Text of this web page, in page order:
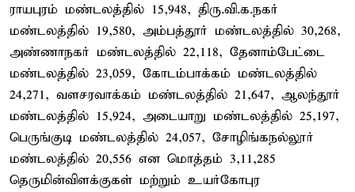
ராயபுரம் மண்டலத்தில் 15,948, திரு.வி.க.நகர்
மண்டலத்தில் 19,580, அம்பத்தூர் மண்டலத்தில் 30,268,
அண்ணாநகர் மண்டலத்தில் 22,118, தேனாம்பேட்டை
மண்டலத்தில் 23,059, கோடம்பாக்கம் மண்டலத்தில்
24,271, வளசரவாக்கம் மண்டலத்தில் 21,647, ஆலந்தூர்
மண்டலத்தில் 15,924, அடையாறு மண்டலத்தில் 25,197,
பெருங்குடி மண்டலத்தில் 24,057, சோழிங்கநல்லூர்
மண்டலத்தில் 20,556 என மொத்தம் 3,11,285
தெருமின்விளக்குகள் மற்றும் உயர்கோபுர